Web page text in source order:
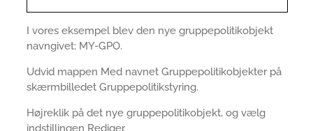
I vores eksempel blev den nye gruppepolitikobjekt
navngivet: MY-GPO.
Udvid mappen Med navnet Gruppepolitikobjekter på
skærmbilledet Gruppepolitikstyring.
Højreklik på det nye gruppepolitikobjekt, og vælg
indstillingen Rediger.